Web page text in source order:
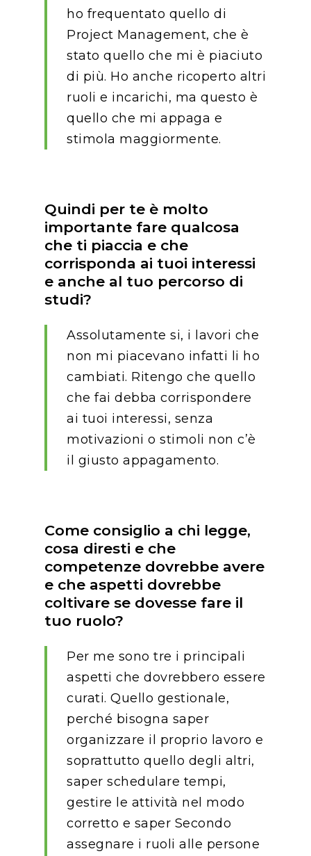
ho frequentato quello di
Project Management, che è
stato quello che mi è piaciuto
di più. Ho anche ricoperto altri
ruoli e incarichi, ma questo è
quello che mi appaga e
stimola maggiormente.
Quindi per te è molto
importante fare qualcosa
che ti piaccia e che
corrisponda ai tuoi interessi
e anche al tuo percorso di
studi?
Assolutamente si, i lavori che
non mi piacevano infatti li ho
cambiati. Ritengo che quello
che fai debba corrispondere
ai tuoi interessi, senza
motivazioni o stimoli non c’è
il giusto appagamento.
Come consiglio a chi legge,
cosa diresti e che
competenze dovrebbe avere
e che aspetti dovrebbe
coltivare se dovesse fare il
tuo ruolo?
Per me sono tre i principali
aspetti che dovrebbero essere
curati. Quello gestionale,
perché bisogna saper
organizzare il proprio lavoro e
soprattutto quello degli altri,
saper schedulare tempi,
gestire le attività nel modo
corretto e saper Secondo
assegnare i ruoli alle persone